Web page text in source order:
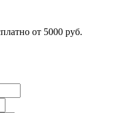
от 5000 руб.